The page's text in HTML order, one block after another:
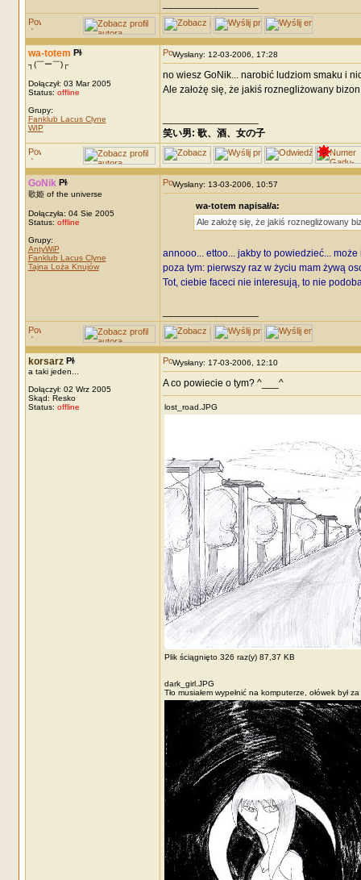
wa-totem
┐(￣ー￣)┌
Dołączył: 03 Mar 2005
Status: offline
Grupy:
Fanklub Lacus Clyne
WIP
Wysłany: 12-03-2006, 17:28
no wiesz GoNik... narobić ludziom smaku i
Ale założę się, że jakiś roznegliżowany
笑い男: 歌、酒、女の子 DRM:
GoNik
歌姫 of the universe
Dołączyła: 04 Sie 2005
Status: offline
Grupy:
AntyWiP
Fanklub Lacus Clyne
Tajna Loża Knujów
Wysłany: 13-03-2006, 10:57
wa-totem napisał/a:
Ale założę się, że jakiś roznegliżowany
annooo... ettoo... jakby to powiedzieć...
poza tym: pierwszy raz w życiu mam żywą
Tot, ciebie faceci nie interesują, to nie
korsarz
a taki jeden...
Dołączył: 02 Wrz 2005
Skąd: Resko
Status: offline
Wysłany: 17-03-2006, 12:10
A co powiecie o tym? ^___^
lost_road.JPG
Plik ściągnięto 326 raz(y) 87,37 KB
dark_girl.JPG
Tło musiałem wypełnić na komputerze, ołówek był